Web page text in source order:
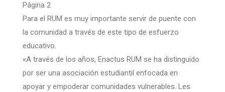
Página 2
Para el RUM es muy importante servir de puente con
la comunidad a través de este tipo de esfuerzo
educativo.
«A través de los años, Enactus RUM se ha distinguido
por ser una asociación estudiantil enfocada en
apoyar y empoderar comunidades vulnerables. Les